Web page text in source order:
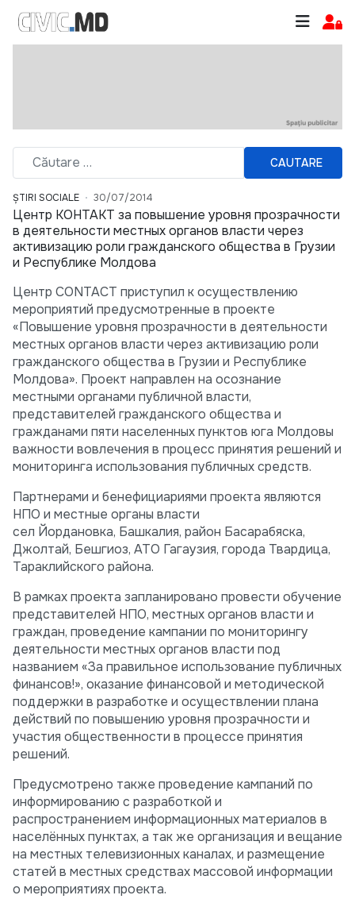
CAUTARE
ȘTIRI SOCIALE 30/07/2014
Центр КОНТАКТ за повышение уровня прозрачности
в деятельности местных органов власти через
активизацию роли гражданского общества в Грузии
и Республике Молдова
Центр CONTACT приступил к осуществлению
мероприятий предусмотренные в проекте
«Повышение уровня прозрачности в деятельности
местных органов власти через активизацию роли
гражданского общества в Грузии и Республике
Молдова». Проект направлен на осознание
местными органами публичной власти,
представителей гражданского общества и
гражданами пяти населенных пунктов юга Молдовы
важности вовлечения в процесс принятия решений и
мониторинга использования публичных средств.
Партнерами и бенефициариями проекта являются
НПО и местные органы власти
сел Йордановка, Башкалия, район Басарабяска,
Джолтай, Бешгиоз, АТО Гагаузия, города Твардица,
Тараклийского района.
В рамках проекта запланировано провести обучение
представителей НПО, местных органов власти и
граждан, проведение кампании по мониторингу
деятельности местных органов власти под
названием «За правильное использование публичных
финансов!», оказание финансовой и методической
поддержки в разработке и осуществлении плана
действий по повышению уровня прозрачности и
участия общественности в процессе принятия
решений.
Предусмотрено также проведение кампаний по
информированию с разработкой и
распространением информационных материалов в
населённых пунктах, а так же организация и вещание
на местных телевизионных каналах, и размещение
статей в местных средствах массовой информации
о мероприятиях проекта.